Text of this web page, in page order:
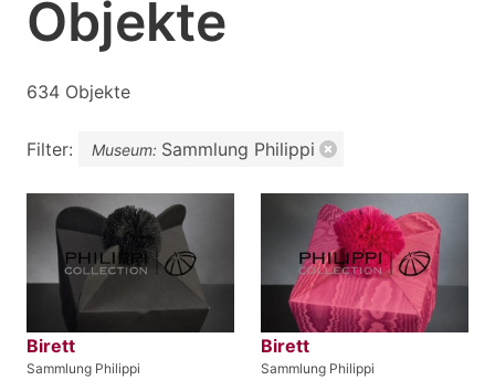
Objekte
634 Objekte
Filter: Museum: Sammlung Philippi
Birett
Sammlung Philippi
Birett
Sammlung Philippi